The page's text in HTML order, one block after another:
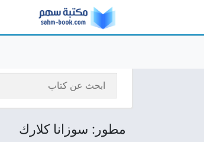
مطور: سوزانا كلارك